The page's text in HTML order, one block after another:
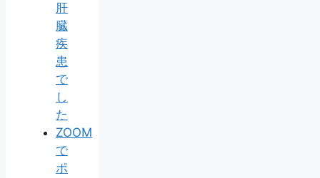
肝
臓
疾
患
で
し
た
ZOOM
で
ポ